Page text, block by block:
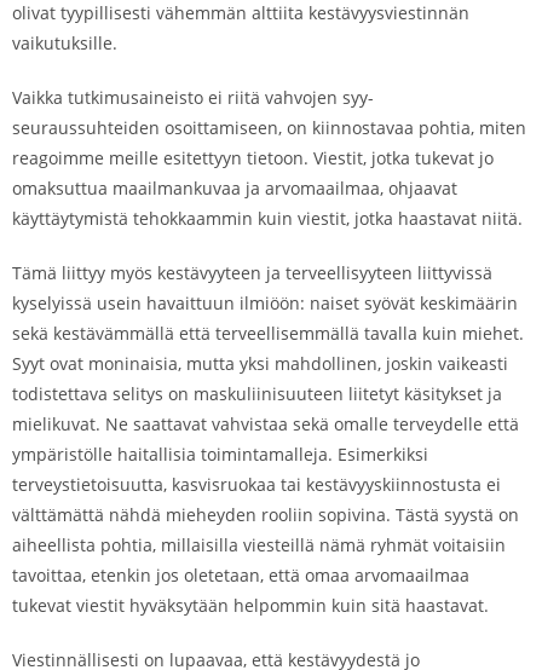
olivat tyypillisesti vähemmän alttiita kestävyysviestinnän
vaikutuksille.
Vaikka tutkimusaineisto ei riitä vahvojen syy-
seuraussuhteiden osoittamiseen, on kiinnostavaa pohtia, miten
reagoimme meille esitettyyn tietoon. Viestit, jotka tukevat jo
omaksuttua maailmankuvaa ja arvomaailmaa, ohjaavat
käyttäytymistä tehokkaammin kuin viestit, jotka haastavat niitä.
Tämä liittyy myös kestävyyteen ja terveellisyyteen liittyvissä
kyselyissä usein havaittuun ilmiöön: naiset syövät keskimäärin
sekä kestävämmällä että terveellisemmällä tavalla kuin miehet.
Syyt ovat moninaisia, mutta yksi mahdollinen, joskin vaikeasti
todistettava selitys on maskuliinisuuteen liitetyt käsitykset ja
mielikuvat. Ne saattavat vahvistaa sekä omalle terveydelle että
ympäristölle haitallisia toimintamalleja. Esimerkiksi
terveystietoisuutta, kasvisruokaa tai kestävyyskiinnostusta ei
välttämättä nähdä mieheyden rooliin sopivina. Tästä syystä on
aiheellista pohtia, millaisilla viesteillä nämä ryhmät voitaisiin
tavoittaa, etenkin jos oletetaan, että omaa arvomaailmaa
tukevat viestit hyväksytään helpommin kuin sitä haastavat.
Viestinnällisesti on lupaavaa, että kestävyydestä jo